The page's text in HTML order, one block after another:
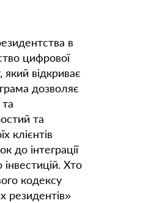
в
цифрової
відкриває
дозволяє
та
клієнтів
до інтеграції
Хто
кодексу
резидентів»